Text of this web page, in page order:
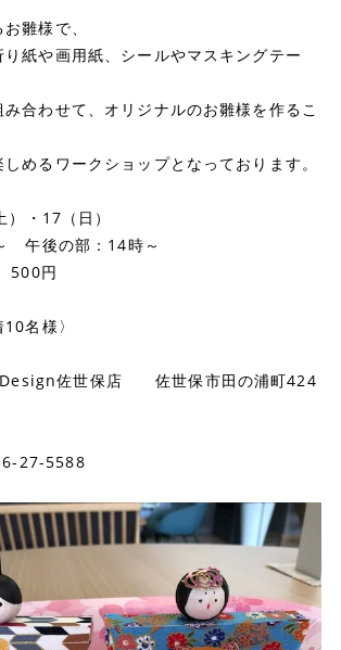
雛様で、
紙や画用紙、シールやマスキングテー
合わせて、オリジナルのお雛様を作るこ
めるワークショップとなっております。
・17（日）
午後の部：14時～
500円
名様〉
佐世保店 佐世保市田の浦町424
27-5588